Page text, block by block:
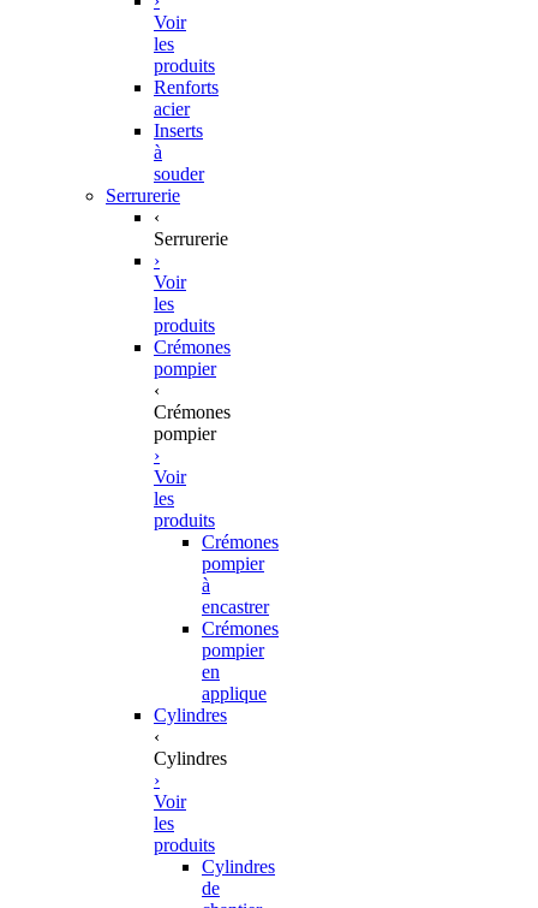
Voir
les
produits
Renforts
acier
Inserts
à
souder
Serrurerie
‹
Serrurerie
›
Voir
les
produits
Crémones
pompier
‹
Crémones
pompier
›
Voir
les
produits
Crémones
pompier
à
encastrer
Crémones
pompier
en
applique
Cylindres
‹
Cylindres
›
Voir
les
produits
Cylindres
de